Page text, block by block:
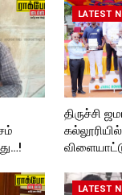
LATEST
திருச்சி
LATEST